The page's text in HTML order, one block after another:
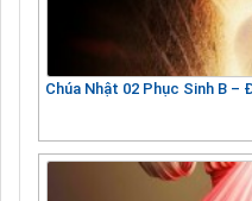
Chúa Nhật 02 Phục Sinh B –